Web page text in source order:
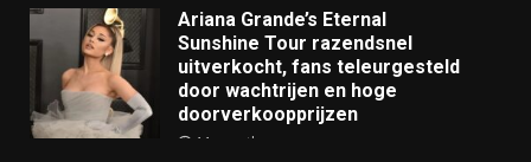
Ariana Grande’s Eternal
Sunshine Tour razendsnel
uitverkocht, fans teleurgesteld
door wachtrijen en hoge
doorverkoopprijzen
11 months ago